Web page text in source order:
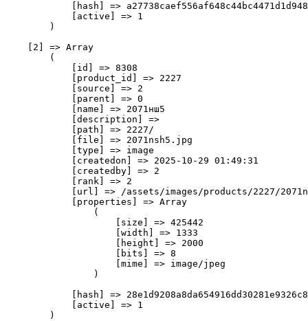
[hash] =>
            [active] => 1
        )
    [2] => Array
        (
            [id] => 8308
            [product_id] => 2227
            [source] => 2
            [parent] => 0
            [name] => 2071нш5
            [description] =>
            [path] => 2227/
            [file] => 2071nsh5.jpg
            [type] => image
            [createdon] => 2025-10-29 01:49:31
            [createdby] => 2
            [rank] => 2
[url] => /assets/images/products/2227/
            [properties] => Array
                (
                    [size] => 425442
                    [width] => 1333
                    [height] => 2000
                    [bits] => 8
                    [mime] => image/jpeg
                )
[hash] =>
            [active] => 1
        )